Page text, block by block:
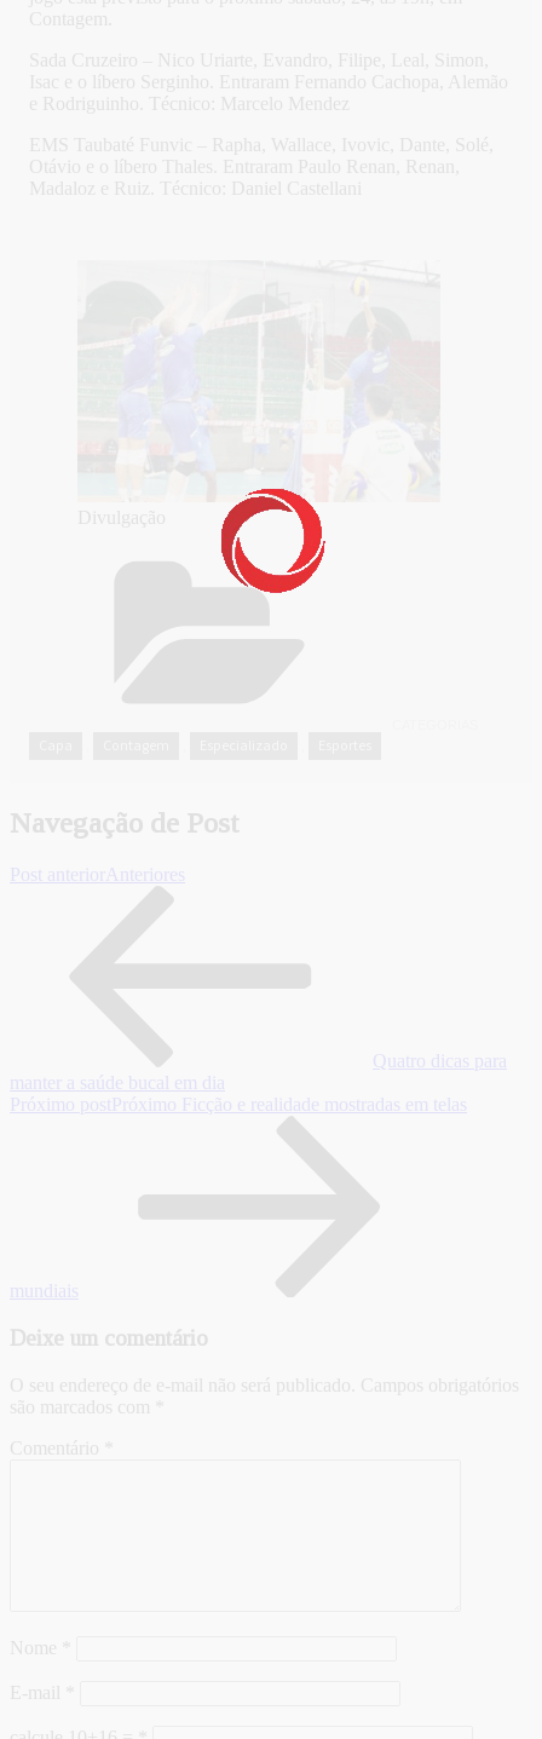
Contagem.
Sada Cruzeiro – Nico Uriarte, Evandro, Filipe, Leal, Simon,
Isac e o líbero Serginho. Entraram Fernando Cachopa, Alemão
e Rodriguinho. Técnico: Marcelo Mendez
EMS Taubaté Funvic – Rapha, Wallace, Ivovic, Dante, Solé,
Otávio e o líbero Thales. Entraram Paulo Renan, Renan,
Madaloz e Ruiz. Técnico: Daniel Castellani
Divulgação
Navegação de Post
Post anterior Anteriores
Quatro dicas para
manter a saúde bucal em dia
Próximo post Próximo Ficção e realidade mostradas em telas
mundiais
Deixe um comentário
O seu endereço de e-mail não será publicado. Campos obrigatórios
são marcados com
Comentário
Nome
E-mail